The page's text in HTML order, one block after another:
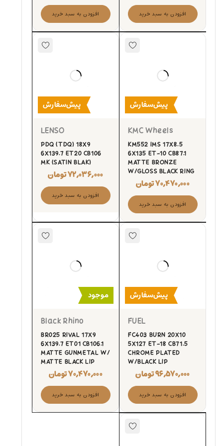
افزودن به سبد خرید افزودن به سبد خرید
پیش‌سفارش
KMC Wheels
KM552 IMS 17X8.5
6X135 ET-10 CB87.1
MATTE BRONZE
W/GLOSS BLACK RING
۷۰,۴۷۰,۰۰۰تومان
افزودن به سبد خرید
پیش‌سفارش
LENSO
PDQ (TDQ) 18X9
6X139.7 ET20 CB106
MK (SATIN BLAK)
۷۲,۰۳۶,۰۰۰تومان
افزودن به سبد خرید
پیش‌سفارش
FUEL
FC403 BURN 20X10
5X127 ET-18 CB71.5
CHROME PLATED
W/BLACK LIP
۹۶,۵۷۰,۰۰۰تومان
افزودن به سبد خرید
موجود
Black Rhino
BR025 RIVAL 17X9
6X139.7 ET01 CB106.1
MATTE GUNMETAL W/
MATTE BLACK LIP
۷۰,۴۷۰,۰۰۰تومان
افزودن به سبد خرید